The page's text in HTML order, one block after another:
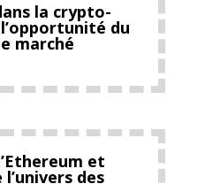
la crypto-
du
marché
et
des